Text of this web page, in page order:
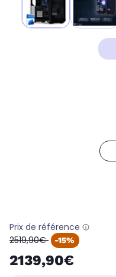
Prix de référence
oldPrice
2519,90€ -15%
2139,90€